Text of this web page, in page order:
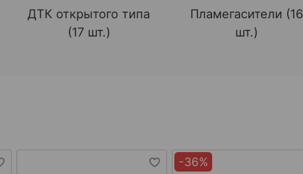
ДТК открытого типа
(17 шт.)
Пламегасители (16
шт.)
-36%